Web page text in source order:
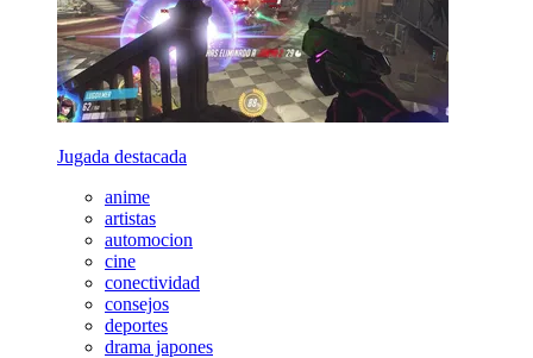
Jugada destacada
anime
artistas
automocion
cine
conectividad
consejos
deportes
drama japones